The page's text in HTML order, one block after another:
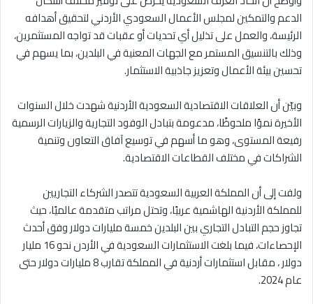
الدعم والتمكين لمجلس الأعمال السعودي الأردني لتحقيق أهدافه
الرئيسة، والعمل على تذليل أي تحديات أو عقبات قد تواجه المستثمرين،
وذلك بالتنسيق المستمر مع الجهات المعنية في البلدين، بما يسهم في
تحسين بيئة الأعمال وتعزيز جاذبية الاستثمار.
وبيّن أن العلاقات الاقتصادية السعودية الأردنية شهدت خلال السنوات
الأخيرة نموًا ملحوظًا، مدعومة بتبادل الوفود التجارية والزيارات الرسمية
رفيعة المستوى، وهو ما أسهم في توسيع آفاق التعاون وتنمية
الشراكات في مختلف القطاعات الاقتصادية.
ولفت إلى أن المملكة العربية السعودية تتصدر الشركاء التجاريين
للمملكة الأردنية الهاشمية عربيًا، وتحتل مراتب متقدمة عالميًا، حيث
تجاوز حجم التبادل التجاري بين البلدين خمسة مليارات دولار وفق أحدث
الإحصاءات، فيما بلغت الاستثمارات السعودية في الأردن نحو 16 مليار
دولار ، مقابل استثمارات أردنية في المملكة تقارب 8 مليارات دولار حتى
عام 2024.